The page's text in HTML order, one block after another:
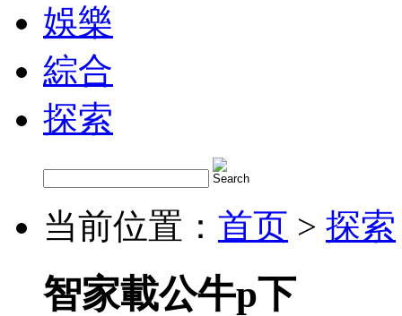
娛樂
綜合
探索
当前位置： 首页 > 探索
智家載公牛p下